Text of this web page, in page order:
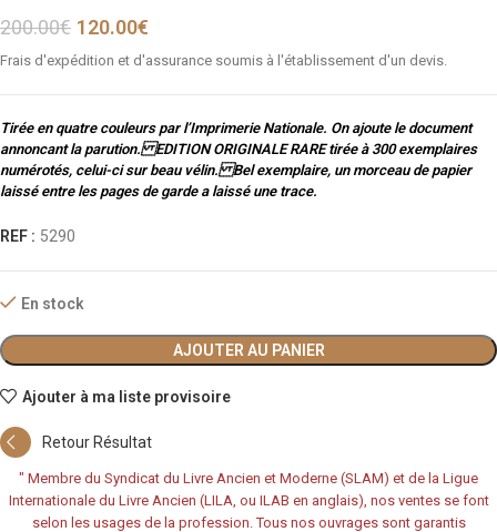
200.00€ 120.00€
Frais d'expédition et d'assurance soumis à l'établissement d'un devis.
Tirée en quatre couleurs par l’Imprimerie Nationale. On ajoute le document
annoncant la parution. EDITION ORIGINALE RARE tirée à 300 exemplaires
numérotés, celui-ci sur beau vélin. Bel exemplaire, un morceau de papier
laissé entre les pages de garde a laissé une trace.
REF : 5290
En stock
AJOUTER AU PANIER
Ajouter à ma liste provisoire
Retour Résultat
" Membre du Syndicat du Livre Ancien et Moderne (SLAM) et de la Ligue
Internationale du Livre Ancien (LILA, ou ILAB en anglais), nos ventes se font
selon les usages de la profession. Tous nos ouvrages sont garantis